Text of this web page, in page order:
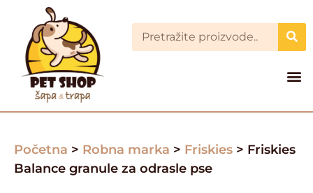
Početna > Robna marka > Friskies > Friskies
Balance granule za odrasle pse